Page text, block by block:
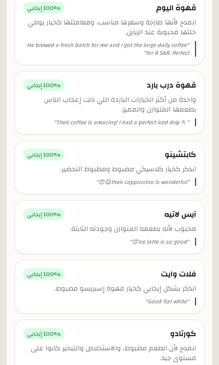
قهوة اليوم 100% إيجابي
انمدح لأنها طازجة وسعرها مناسب، ومعاملتها كخيار يومي
خلتها محبوبة عند الزباين.
"
He brewed a fresh batch for me and I got the large daily coffee
for 8 SAR. Perfect
"
قهوة درب بارد 100% إيجابي
واحدة من أكثر الخيارات الباردة اللي نالت إعجاب الناس
بطعمها المتوازن والمميز.
"
Their coffee is amazing! I had a perfect iced drip 🫰
"
كابتشينو 100% إيجابي
انذكر كخيار كلاسيكي مضبوط ومظبوط التحضير.
"
their cappuccino is wonderful😋😍
"
آيس لاتيه 100% إيجابي
محبوب لأنه بطعمه المتوازن وجودته الثابتة.
"
Ice latte is so good😍
"
فلات وايت 100% إيجابي
انذكر بشكل إيجابي كخيار قهوة إسبريسو مضبوط.
"
Good flat white
"
كورتادو 100% إيجابي
انمدح لأن الطعم مضبوط، والاستخلاص والتبخير كانوا على
مستوى جيد.